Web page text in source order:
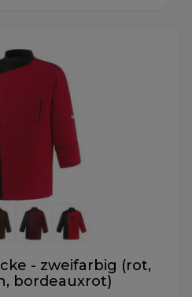
- zweifarbig (rot,
bordeauxrot)